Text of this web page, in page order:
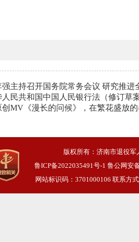
强主持召开国务院常务会议 研究推
民共和国中国人民银行法（修订草
创MV《漫长的问候》，在繁花盛放
版权所有：济南市退役军
鲁ICP备2022035491号-1 鲁公网安
网站标识码：3701000106 联系方